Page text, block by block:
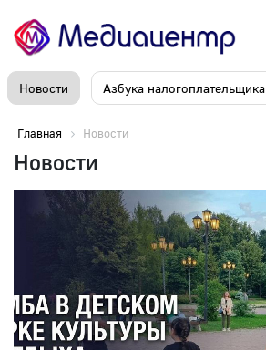
Новости Азбука налогоплательщика
Главная Новости
Новости